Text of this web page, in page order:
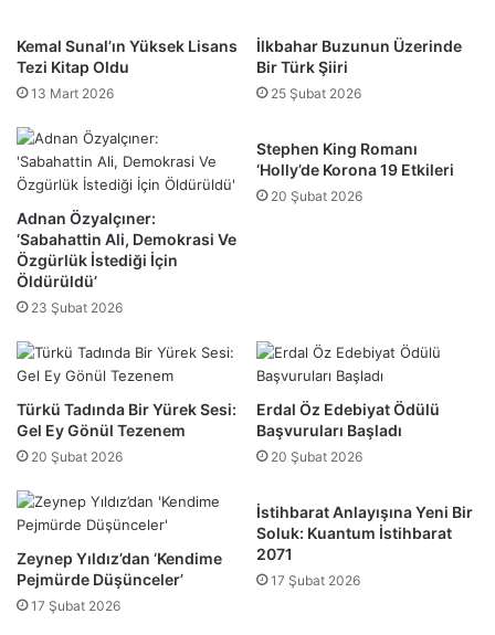
Kemal Sunal’ın Yüksek Lisans
Tezi Kitap Oldu
13 Mart 2026
İlkbahar Buzunun Üzerinde
Bir Türk Şiiri
25 Şubat 2026
Adnan Özyalçıner:
‘Sabahattin Ali, Demokrasi Ve
Özgürlük İstediği İçin
Öldürüldü’
23 Şubat 2026
Stephen King Romanı
‘Holly’de Korona 19 Etkileri
20 Şubat 2026
Türkü Tadında Bir Yürek Sesi:
Gel Ey Gönül Tezenem
20 Şubat 2026
Erdal Öz Edebiyat Ödülü
Başvuruları Başladı
20 Şubat 2026
Zeynep Yıldız’dan ‘Kendime
Pejmürde Düşünceler’
17 Şubat 2026
İstihbarat Anlayışına Yeni Bir
Soluk: Kuantum İstihbarat
2071
17 Şubat 2026